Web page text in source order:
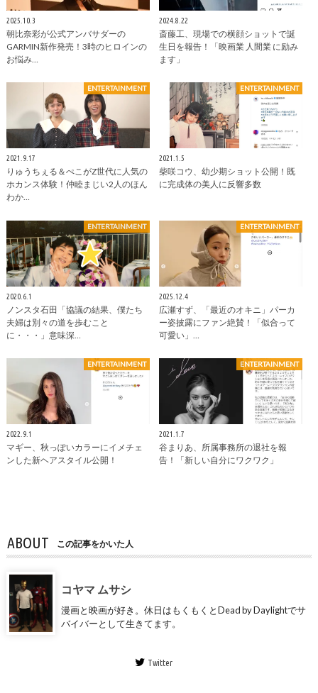
2025.10.3
朝比奈彩が公式アンバサダーの
GARMIN新作発売！3時のヒロインの
お悩み…
2024.8.22
斎藤工、現場での横顔ショットで誕
生日を報告！「映画業 人間業 に励み
ます」
ENTERTAINMENT
2021.9.17
りゅうちぇる＆ぺこがZ世代に人気の
ホカンス体験！仲睦まじい2人のほん
わか…
ENTERTAINMENT
2021.1.5
柴咲コウ、幼少期ショット公開！既
に完成体の美人に反響多数
ENTERTAINMENT
2020.6.1
ノンスタ石田「協議の結果、僕たち
夫婦は別々の道を歩むこと
に・・・」意味深…
ENTERTAINMENT
2025.12.4
広瀬すず、「最近のオキニ」パーカ
ー姿披露にファン絶賛！「似合って
可愛い」…
ENTERTAINMENT
2022.9.1
マギー、秋っぽいカラーにイメチェ
ンした新ヘアスタイル公開！
ENTERTAINMENT
2021.1.7
谷まりあ、所属事務所の退社を報
告！「新しい自分にワクワク」
ABOUT この記事をかいた人
コヤマ ムサシ
漫画と映画が好き。休日はもくもくとDead by Daylightでサ
バイバーとして生きてます。
Twitter